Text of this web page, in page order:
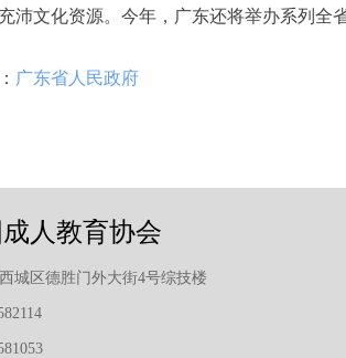
沛文化资源。今年，广东还将举办系列全
广东省人民政府
城区德胜门外大街4号综技楼
人教育协会